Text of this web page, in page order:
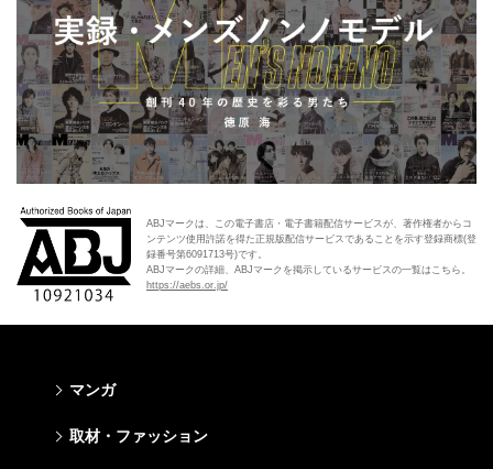
ABJマークは、この電子書店・電子書籍配信サービスが、著作権者からコ
ンテンツ使用許諾を得た正規版配信サービスであることを示す登録商標(登
録番号第6091713号)です。
ABJマークの詳細、ABJマークを掲示しているサービスの一覧はこちら。
https://aebs.or.jp/
マンガ
取材・ファッション